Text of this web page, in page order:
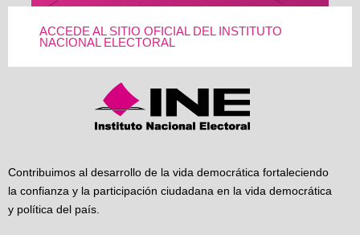
ACCEDE AL SITIO OFICIAL DEL INSTITUTO
NACIONAL ELECTORAL
Contribuimos al desarrollo de la vida democrática fortaleciendo
la confianza y la participación ciudadana en la vida democrática
y política del país.